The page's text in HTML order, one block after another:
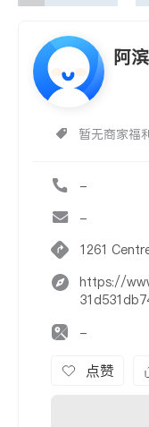
阿滨
暂无商家福
-
-
1261
https://
-
点赞